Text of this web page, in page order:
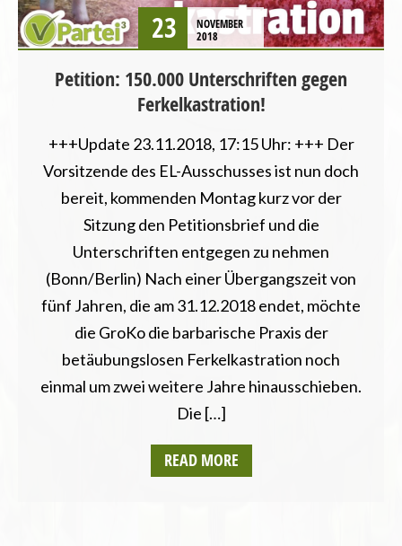
LANDWIRTSCHAFT
MECKLENBURG-VORPOMMERN
NIEDERSACHSEN
NORDRHEIN-WESTFALEN
SAARLAND
SACHSEN
SACHSEN-ANHALT
THÜRINGEN
UMWELT UND KLIMA
23
NOVEMBER
2018
Petition: 150.000 Unterschriften gegen
Ferkelkastration!
+++Update 23.11.2018, 17:15 Uhr: +++ Der
Vorsitzende des EL-Ausschusses ist nun doch
bereit, kommenden Montag kurz vor der
Sitzung den Petitionsbrief und die
Unterschriften entgegen zu nehmen
(Bonn/Berlin) Nach einer Übergangszeit von
fünf Jahren, die am 31.12.2018 endet, möchte
die GroKo die barbarische Praxis der
betäubungslosen Ferkelkastration noch
einmal um zwei weitere Jahre hinausschieben.
Die […]
READ MORE